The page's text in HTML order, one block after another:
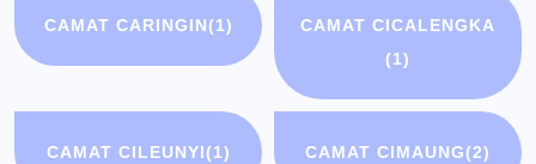
CAMAT CARINGIN(1)
CAMAT CICALENGKA
(1)
CAMAT CILEUNYI(1) CAMAT CIMAUNG(2)